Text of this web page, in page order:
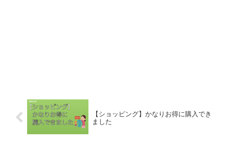
【ショッピング】かなりお得に購入でき
ました